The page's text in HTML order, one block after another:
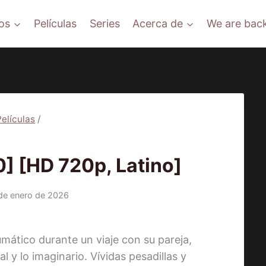
Películas Series Acerca de We are
/
[HD 720p, Latino]
enero de 2026
durante un viaje con su pareja,
y lo imaginario. Vívidas pesadillas y